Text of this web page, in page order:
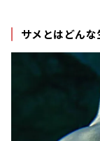
サメとはどん